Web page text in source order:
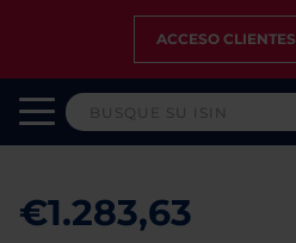
ACCESO CLIENTES
€1.283,63